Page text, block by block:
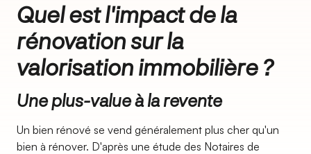
Quel est l'impact de la
rénovation sur la
valorisation immobilière ?
Une plus-value à la revente
Un bien rénové se vend généralement plus cher qu'un
bien à rénover. D'après une étude des Notaires de